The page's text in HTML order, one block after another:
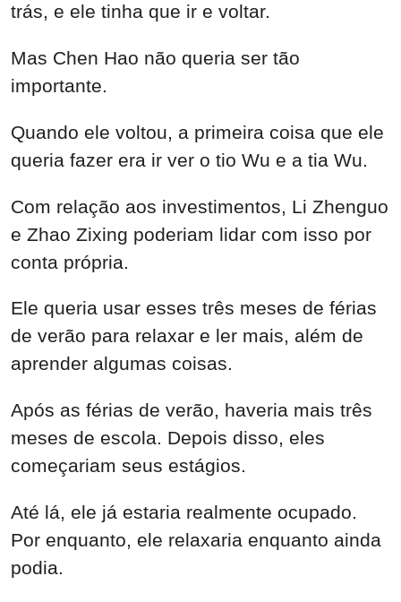
trás, e ele tinha que ir e voltar.
Mas Chen Hao não queria ser tão
importante.
Quando ele voltou, a primeira coisa que ele
queria fazer era ir ver o tio Wu e a tia Wu.
Com relação aos investimentos, Li Zhenguo
e Zhao Zixing poderiam lidar com isso por
conta própria.
Ele queria usar esses três meses de férias
de verão para relaxar e ler mais, além de
aprender algumas coisas.
Após as férias de verão, haveria mais três
meses de escola. Depois disso, eles
começariam seus estágios.
Até lá, ele já estaria realmente ocupado.
Por enquanto, ele relaxaria enquanto ainda
podia.